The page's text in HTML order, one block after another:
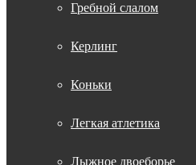
Гребной слалом
Керлинг
Коньки
Легкая атлетика
Лыжное двоеборье